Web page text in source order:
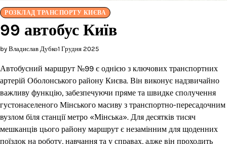
РОЗКЛАД ТРАНСПОРТУ КИЄВА
99 автобус Київ
by Владислав Дубко1 Грудня 2025
Автобусний маршрут №99 є однією з ключових транспортних
артерій Оболонського району Києва. Він виконує надзвичайно
важливу функцію, забезпечуючи пряме та швидке сполучення
густонаселеного Мінського масиву з транспортно-пересадочним
вузлом біля станції метро «Мінська». Для десятків тисяч
мешканців цього району маршрут є незамінним для щоденних
поїздок на роботу, навчання та у справах, адже він проходить